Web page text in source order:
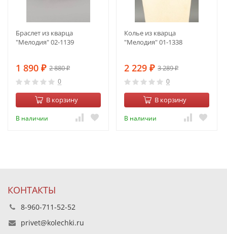
Браслет из кварца
"Мелодия" 02-1139
1 890 ₽ 2 880₽
0
В корзину
В наличии
Колье из кварца
"Мелодия" 01-1338
2 229 ₽ 3 289₽
0
В корзину
В наличии
КОНТАКТЫ
8-960-711-52-52
privet@kolechki.ru